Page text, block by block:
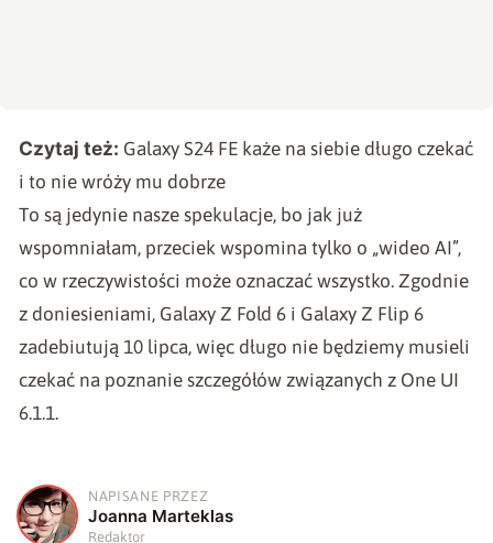
Czytaj też: Galaxy S24 FE każe na siebie długo czekać
i to nie wróży mu dobrze
To są jedynie nasze spekulacje, bo jak już
wspomniałam, przeciek wspomina tylko o „wideo AI”,
co w rzeczywistości może oznaczać wszystko. Zgodnie
z doniesieniami, Galaxy Z Fold 6 i Galaxy Z Flip 6
zadebiutują 10 lipca, więc długo nie będziemy musieli
czekać na poznanie szczegółów związanych z One UI
6.1.1.
J
NAPISANE PRZEZ
Joanna Marteklas
Redaktor